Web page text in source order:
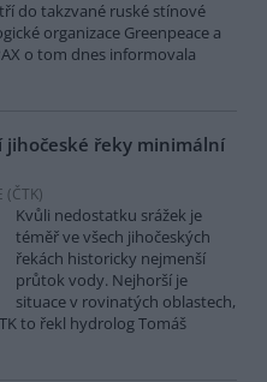
do takzvané ruské stínové
organizace Greenpeace a
o tom dnes informovala
řeky minimální
(ČTK)
Kvůli nedostatku srážek je
téměř ve všech jihočeských
řekách historicky nejmenší
průtok vody. Nejhorší je
situace v rovinatých oblastech,
to řekl hydrolog Tomáš